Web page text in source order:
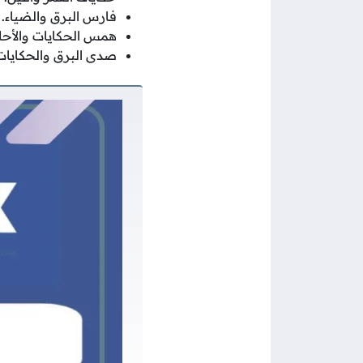
فارس البرق والضياء.
همس الحكايات
صدى البرق